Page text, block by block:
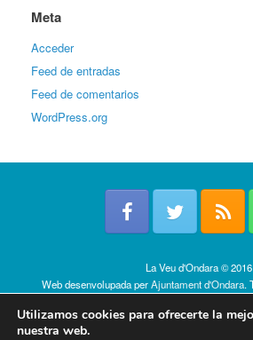
Meta
Acceder
Feed de entradas
Feed de comentarios
WordPress.org
La Veu d'Ondara © 2016
Web desenvolupada perAjuntament d'Ondara.
Utilizamos cookies para ofrecerte la
nuestra web.